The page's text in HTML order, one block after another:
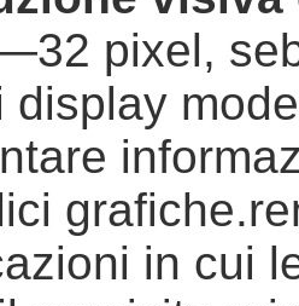
pixel,
display
in cui